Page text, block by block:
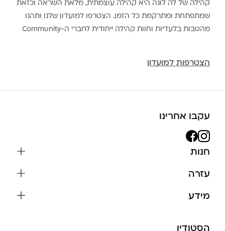
קהילה של לה לונה היא קהילה עוצמתית, מלאת השראה וכזאת
שמתפתחת ומתרקמת כל הזמן. הצטרפו למועדון שלנו ותהנו
מהטבות בלעדיות וחוות קהילה ייחודית לחברי ה-Community
הצטרפות למועדון
עקבו אחרינו
חנות
צמידים
עזרה
מידע
שמירה על התכשיטים
הסטודיו